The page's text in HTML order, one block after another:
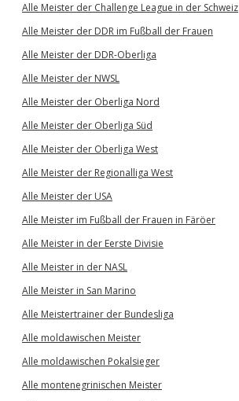
Alle Meister der Challenge League in der Schweiz
Alle Meister der DDR im Fußball der Frauen
Alle Meister der DDR-Oberliga
Alle Meister der NWSL
Alle Meister der Oberliga Nord
Alle Meister der Oberliga Süd
Alle Meister der Oberliga West
Alle Meister der Regionalliga West
Alle Meister der USA
Alle Meister im Fußball der Frauen in Färöer
Alle Meister in der Eerste Divisie
Alle Meister in der NASL
Alle Meister in San Marino
Alle Meistertrainer der Bundesliga
Alle moldawischen Meister
Alle moldawischen Pokalsieger
Alle montenegrinischen Meister